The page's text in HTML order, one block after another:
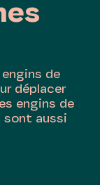
de
déplacer
engins de
sont aussi